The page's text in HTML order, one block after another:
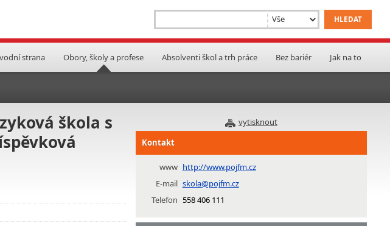
strana Obory, školy a profese Absolventi škol a trh práce Bez bariér Jak na to
vytisknout
škola s
Kontakt
www http://www.pojfm.cz
E-mail skola@pojfm.cz
Telefon 558 406 111